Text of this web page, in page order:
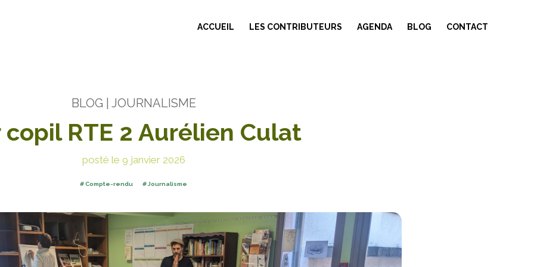
ACCUEIL LES CONTRIBUTEURS AGENDA BLOG CONTACT
BLOG | JOURNALISME
copil RTE 2 Aurélien Culat
posté le 9 janvier 2026
Compte-rendu Journalisme